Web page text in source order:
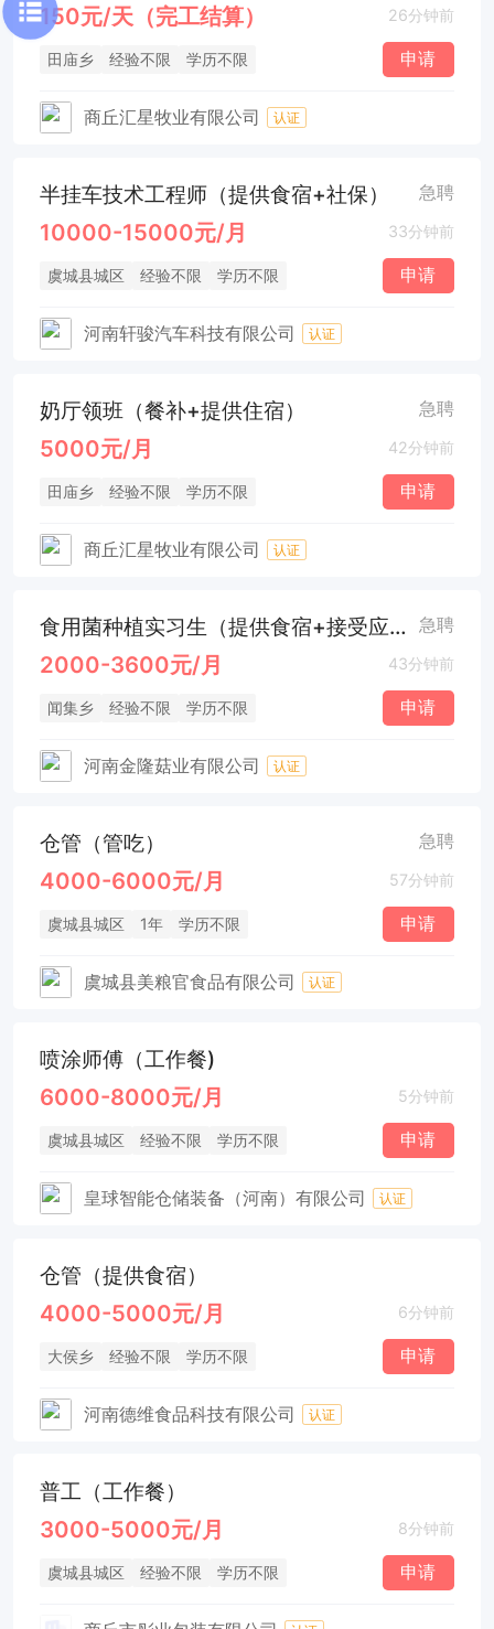
150元/天（完工结算） 26分钟前
田庙乡 经验不限 学历不限 申请
商丘汇星牧业有限公司 认证
半挂车技术工程师（提供食宿+社保） 急聘
10000-15000元/月 33分钟前
虞城县城区 经验不限 学历不限 申请
河南轩骏汽车科技有限公司 认证
奶厅领班（餐补+提供住宿） 急聘
5000元/月 42分钟前
田庙乡 经验不限 学历不限 申请
商丘汇星牧业有限公司 认证
食用菌种植实习生（提供食宿+接受应届毕业生） 急聘
2000-3600元/月 43分钟前
闻集乡 经验不限 学历不限 申请
河南金隆菇业有限公司 认证
仓管（管吃） 急聘
4000-6000元/月 57分钟前
虞城县城区 1年 学历不限 申请
虞城县美粮官食品有限公司 认证
喷涂师傅（工作餐)
6000-8000元/月 5分钟前
虞城县城区 经验不限 学历不限 申请
皇球智能仓储装备（河南）有限公司 认证
仓管（提供食宿）
4000-5000元/月 6分钟前
大侯乡 经验不限 学历不限 申请
河南德维食品科技有限公司 认证
普工（工作餐）
3000-5000元/月 8分钟前
虞城县城区 经验不限 学历不限 申请